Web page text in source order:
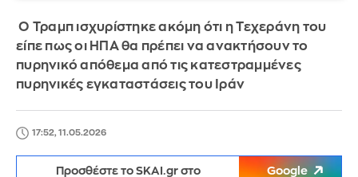
Ο Τραμπ ισχυρίστηκε ακόμη ότι η Τεχεράνη του
είπε πως οι ΗΠΑ θα πρέπει να ανακτήσουν το
πυρηνικό απόθεμα από τις κατεστραμμένες
πυρηνικές εγκαταστάσεις του Ιράν
17:52, 11.05.2026
Προσθέστε το SKAI.gr στο Google